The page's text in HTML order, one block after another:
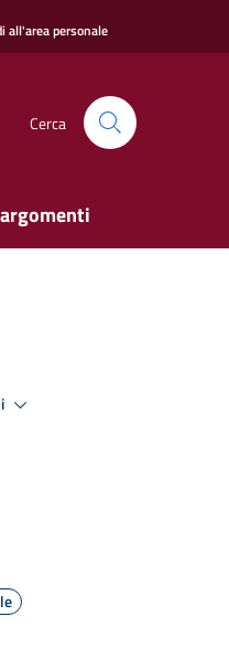
all'area personale
Cerca